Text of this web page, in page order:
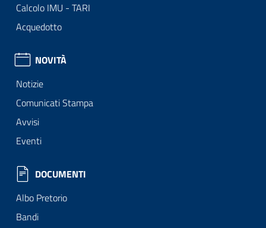
Calcolo IMU - TARI
Acquedotto
NOVITÀ
Notizie
Comunicati Stampa
Avvisi
Eventi
DOCUMENTI
Albo Pretorio
Bandi